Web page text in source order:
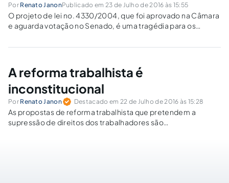
Por Renato JanonPublicado em 23 de Julho de 2016 às 15:55
O projeto de lei no. 4330/2004, que foi aprovado na Câmara
e aguarda votação no Senado, é uma tragédia para os
legislação trabalhista dos últimos setenta anos.
A reforma trabalhista é
inconstitucional
Por Renato Janon Destacado em 22 de Julho de 2016 às 15:28
As propostas de reforma trabalhista que pretendem a
supressão de direitos dos trabalhadores são